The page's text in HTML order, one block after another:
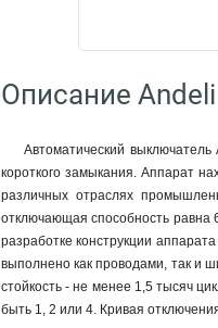
Описание
Автоматический выключатель
короткого замыкания. Аппарат
различных отраслях
отключающая способность равна
разработке конструкции
выполнено как проводами, так и
стойкость - не менее 1,5 тысяч
быть 1, 2 или 4. Кривая